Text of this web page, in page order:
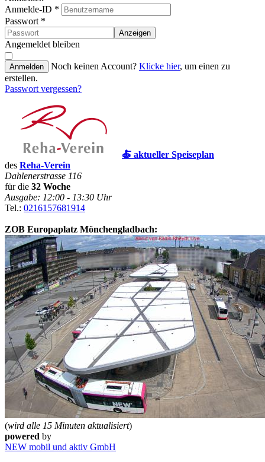
Anmelde-ID *
Passwort *
Anzeigen
Angemeldet bleiben
Anmelden Noch keinen Account? Klicke hier, um einen zu
erstellen.
Passwort vergessen?
🍝 aktueller Speiseplan
des Reha-Verein
Dahlenerstrasse 116
für die 32 Woche
Ausgabe: 12:00 - 13:30 Uhr
Tel.: 0216157681914
ZOB Europaplatz Mönchengladbach:
(wird alle 15 Minuten aktualisiert)
powered by
NEW mobil und aktiv GmbH